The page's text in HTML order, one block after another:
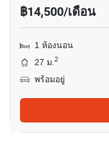
฿14,500/เดือน
1 ห้องนอน
27 ม.2
พร้อมอยู่